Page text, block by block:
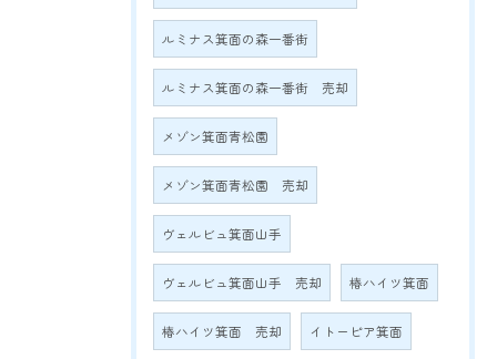
ルミナス箕面の森一番街
ルミナス箕面の森一番街 売却
メゾン箕面青松園
メゾン箕面青松園 売却
ヴェルビュ箕面山手
ヴェルビュ箕面山手 売却 椿ハイツ箕面
椿ハイツ箕面 売却 イトーピア箕面